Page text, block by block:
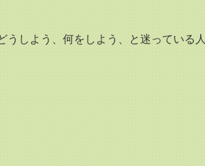
しよう、何をしよう、と迷っている人